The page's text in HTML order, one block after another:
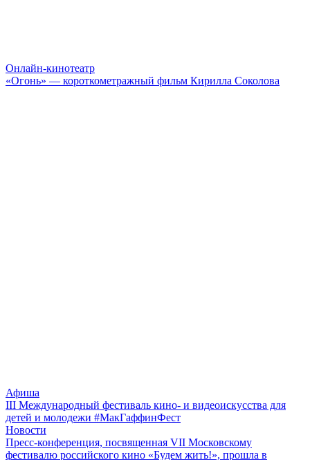
Онлайн-кинотеатр
«Огонь» — короткометражный фильм Кирилла Соколова
Афиша
III Международный фестиваль кино- и видеоискусства для
детей и молодежи #МакГаффинФест
Новости
Пресс-конференция, посвященная VII Московскому
фестивалю российского кино «Будем жить!», прошла в